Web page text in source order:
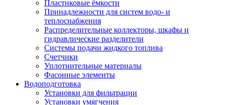
Пластиковые ёмкости
Принадлежности для систем водо- и
теплоснабжения
Распределительные коллекторы, шкафы и
гидравлические разделители
Системы подачи жидкого топлива
Счетчики
Уплотнительные материалы
Фасонные элементы
Водоподготовка
Установки для фильтрации
Установки умягчения